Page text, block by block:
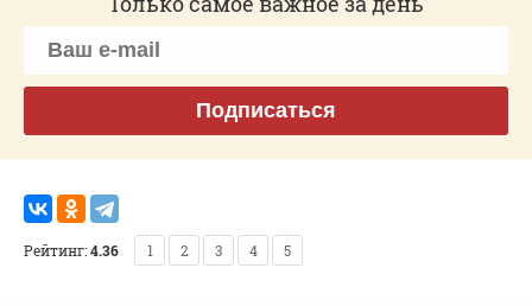
Подписаться
Рейтинг:4.36 1 2 3 4 5